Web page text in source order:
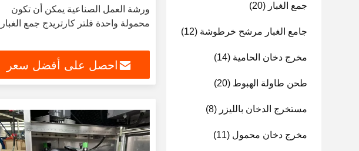
جمع الغبار (20)
جامع الغبار مرشح خرطوشة (12)
مخرج دخان الحامية (14)
طحن طاولة الهبوط (20)
مستخرج الدخان بالليزر (8)
مخرج دخان محمول (11)
ورشة العمل الصناعية يمكن أن تكون
محمولة واحدة فلتر كارتريدج جمع الغبار
احصل على أفضل سعر